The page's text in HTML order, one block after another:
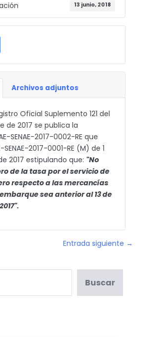
13 junio, 2018
Archivos adjuntos
Oficial Suplemento 121 del
de 2017 se publica la
SENAE-2017-0002-RE que
2017-0001-RE (M) de 1
2017 estipulando que: "No
de la tasa por el servicio de
respecto a las mercancías
sea anterior al 13 de
Entrada siguiente →
Buscar